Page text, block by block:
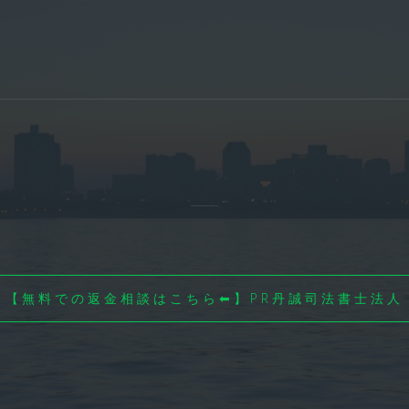
【無料での返金相談はこちら⬅】PR丹誠司法書士法人